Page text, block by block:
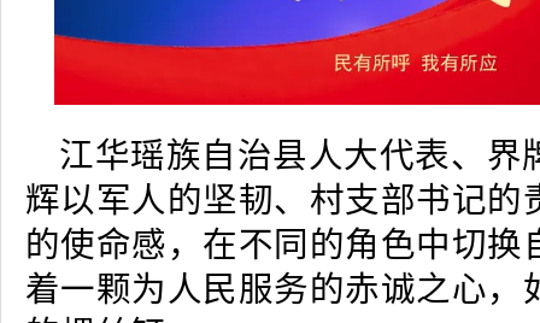
江华瑶族自治县人大代表、界
辉以军人的坚韧、村支部书记的
的使命感，在不同的角色中切换
着一颗为人民服务的赤诚之心，